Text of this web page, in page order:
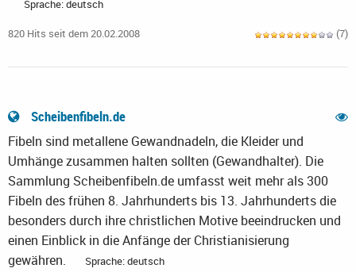
Sprache: deutsch
820 Hits seit dem 20.02.2008 (7)
Scheibenfibeln.de
Fibeln sind metallene Gewandnadeln, die Kleider und
Umhänge zusammen halten sollten (Gewandhalter). Die
Sammlung Scheibenfibeln.de umfasst weit mehr als 300
Fibeln des frühen 8. Jahrhunderts bis 13. Jahrhunderts die
besonders durch ihre christlichen Motive beeindrucken und
einen Einblick in die Anfänge der Christianisierung
gewähren.
Sprache: deutsch